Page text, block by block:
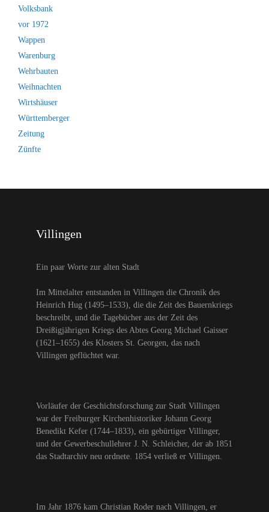
Volksbank
vor 1972
Wappen
Warenburg
Wehrbauten
Weihnachten
Wirtshäuser
Württemberger
Zeitung
Zünfte
Villingen
Ein paar Worte zur alten Stadt
Im Mittelalter entstanden in Villingen die Chronik des
Heinrich Hug (1495–1533), die die Zeit des Bauernkriegs
beschreibt, und die Tagebücher aus der Zeit des
Dreißigjährigen Kriegs des Abtes Georg Michael Gaisser
(1621–1655) des Klosters St. Georgen, das nach
Villingen geflüchtet war.
Vorläufer der Geschichtsforschung zur Stadt Villingen
war der Freiburger Kirchenhistoriker Johann Georg
Benedikt Kefer (1744–1833), ein gebürtiger Villinger,
und der Gewerbeschullehrer J. N. Schleicher, der ab 1851
das Stadtarchiv neu ordnete. 1854 verließ er Villingen.
Im Jahr 1876 kam Christian Roder nach Villingen, er